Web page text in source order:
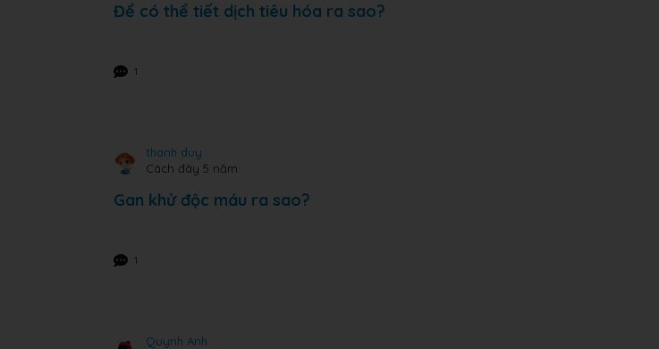
Để có thể tiết dịch tiêu hóa ra sao?
1
thanh duy
Cách đây 5 năm
Gan khử độc máu ra sao?
1
Quynh Anh